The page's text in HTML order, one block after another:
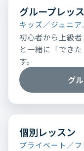
グループレッ
キッズ／ジュニ
初心者から上級
と一緒に「でき
す。
グ
個別レッスン
プライベート／